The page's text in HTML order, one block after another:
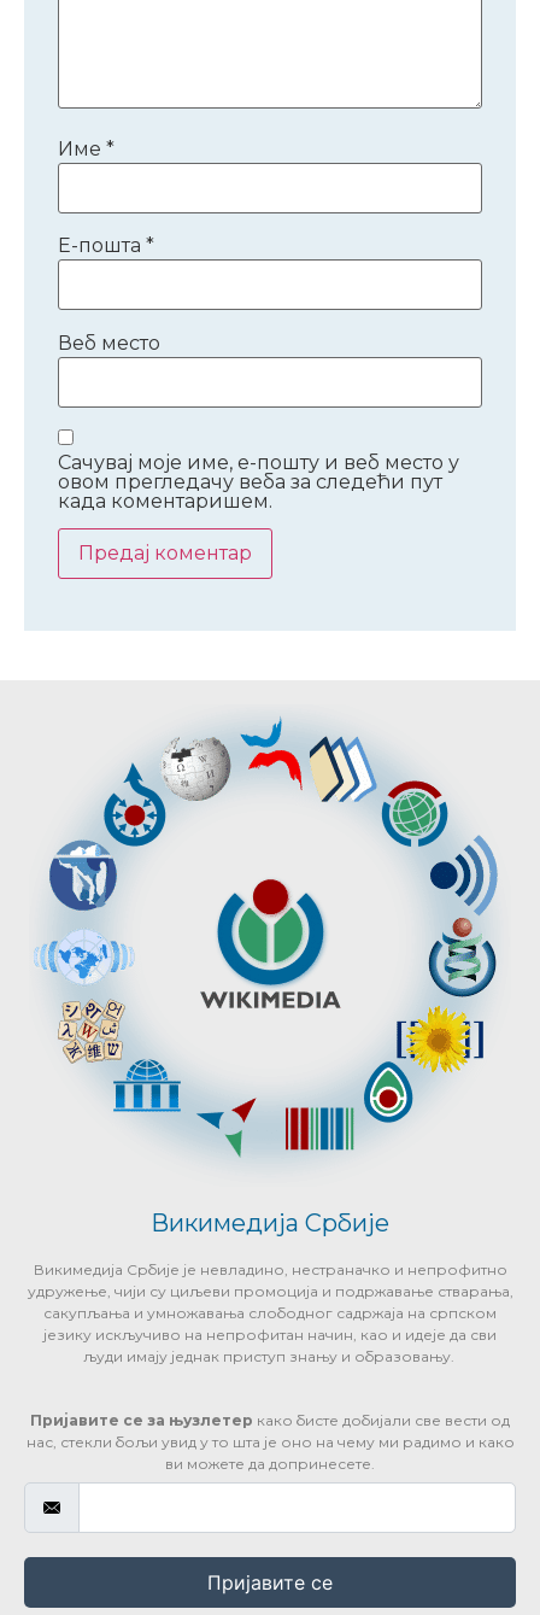
Име *
Е-пошта *
Веб место
Сачувај моје име, е-пошту и веб место у
овом прегледачу веба за следећи пут
када коментаришем.
Викимедија Србије
Викимедија Србије је невладино, нестраначко и непрофитно
удружење, чији су циљеви промоција и подржавање стварања,
сакупљања и умножавања слободног садржаја на српском
језику искључиво на непрофитан начин, као и идеје да сви
људи имају једнак приступ знању и образовању.
Пријавите се за њузлетер како бисте добијали све вести од
нас, стекли бољи увид у то шта је оно на чему ми радимо и како
ви можете да допринесете.
Пријавите се